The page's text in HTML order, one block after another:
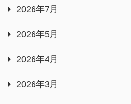
2026年7月
2026年5月
2026年4月
2026年3月